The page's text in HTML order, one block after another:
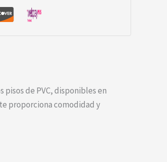
de PVC, disponibles en
proporciona comodidad y